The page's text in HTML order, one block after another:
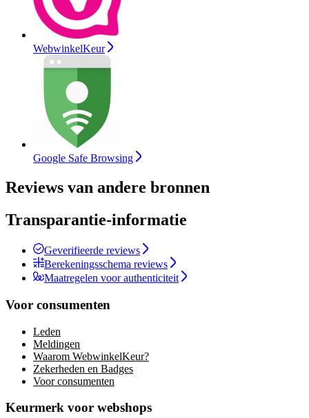
WebwinkelKeur
Google Safe Browsing
Reviews van andere bronnen
Transparantie-informatie
Geverifieerde reviews
Berekeningsschema reviews
Maatregelen voor authenticiteit
Voor consumenten
Leden
Meldingen
Waarom WebwinkelKeur?
Zekerheden en Badges
Voor consumenten
Keurmerk voor webshops